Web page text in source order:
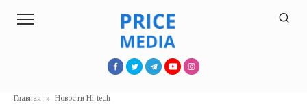
Главная » Новости Hi-tech